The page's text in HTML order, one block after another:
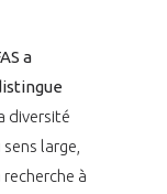
a
diversité
large,
à